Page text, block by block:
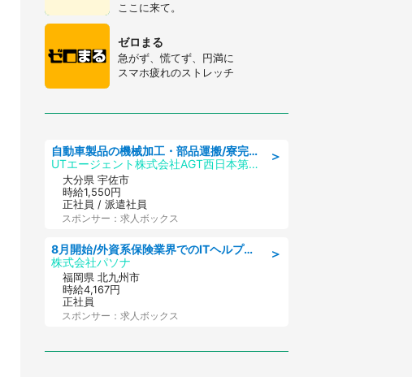
ここに来て。
ゼロまる
急がず、慌てず、円満に
スマホ疲れのストレッチ
＞
自動車製品の機械加工・部品運搬/寮完備/日払い/工場・製造
UTエージェント株式会社AGT西日本第二CU
大分県 宇佐市
時給1,550円
正社員 / 派遣社員
スポンサー：求人ボックス
＞
8月開始/外資系保険業界でのITヘルプデスク業務/駅近/即日勤務可/ヘルプデスク
株式会社パソナ
福岡県 北九州市
時給4,167円
正社員
スポンサー：求人ボックス